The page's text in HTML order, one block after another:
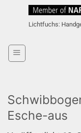
Lichtfuchs:
Esche-aus